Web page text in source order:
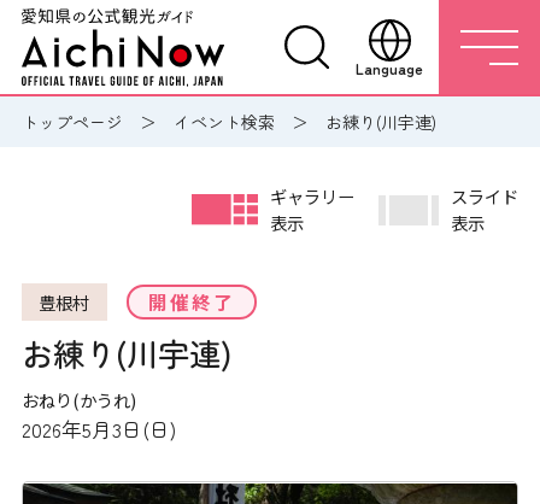
Language
トップページ イベント検索 お練り(川宇連)
豊根村 開催終了
お練り(川宇連)
おねり(かうれ)
2026年5月3日(日)
ギャラリー
表示
スライド
表示